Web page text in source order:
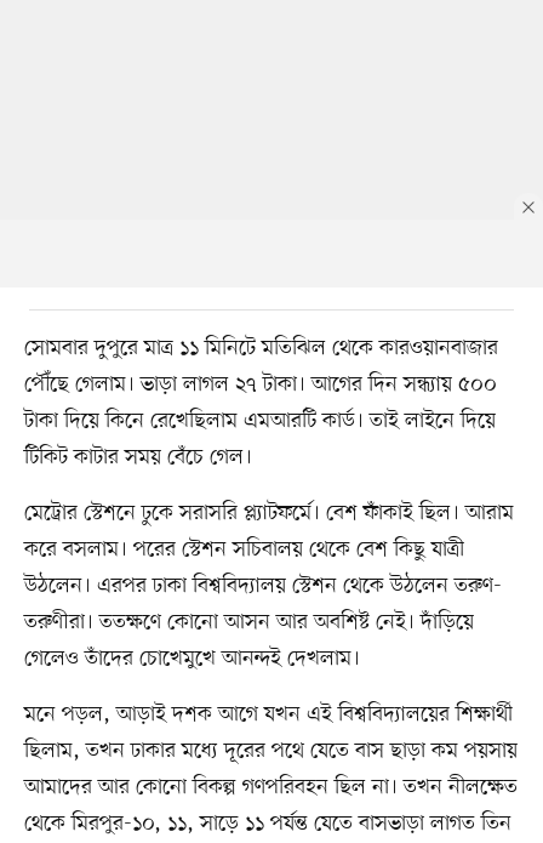
সোমবার দুপুরে মাত্র ১১ মিনিটে মতিঝিল থেকে কারওয়ানবাজার
পৌঁছে গেলাম। ভাড়া লাগল ২৭ টাকা। আগের দিন সন্ধ্যায় ৫০০
টাকা দিয়ে কিনে রেখেছিলাম এমআরটি কার্ড। তাই লাইনে দিয়ে
টিকিট কাটার সময় বেঁচে গেল।
মেট্রোর স্টেশনে ঢুকে সরাসরি প্ল্যাটফর্মে। বেশ ফাঁকাই ছিল। আরাম
করে বসলাম। পরের স্টেশন সচিবালয় থেকে বেশ কিছু যাত্রী
উঠলেন। এরপর ঢাকা বিশ্ববিদ্যালয় স্টেশন থেকে উঠলেন তরুণ-
তরুণীরা। ততক্ষণে কোনো আসন আর অবশিষ্ট নেই। দাঁড়িয়ে
গেলেও তাঁদের চোখেমুখে আনন্দই দেখলাম।
মনে পড়ল, আড়াই দশক আগে যখন এই বিশ্ববিদ্যালয়ের শিক্ষার্থী
ছিলাম, তখন ঢাকার মধ্যে দূরের পথে যেতে বাস ছাড়া কম পয়সায়
আমাদের আর কোনো বিকল্প গণপরিবহন ছিল না। তখন নীলক্ষেত
থেকে মিরপুর-১০, ১১, সাড়ে ১১ পর্যন্ত যেতে বাসভাড়া লাগত তিন